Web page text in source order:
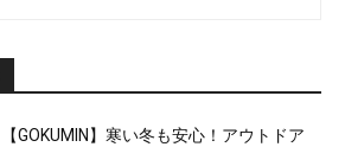
【GOKUMIN】寒い冬も安心！アウトドア